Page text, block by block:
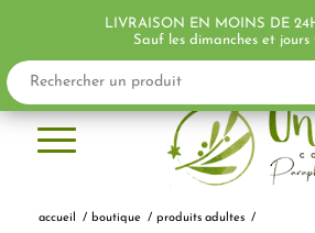
accueil / boutique / produits adultes /
LIVRAISON EN MOINS DE
Sauf les dimanches et jours